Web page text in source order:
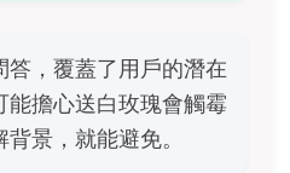
答，覆蓋了用戶的潛在
能擔心送白玫瑰會觸霉
景，就能避免。